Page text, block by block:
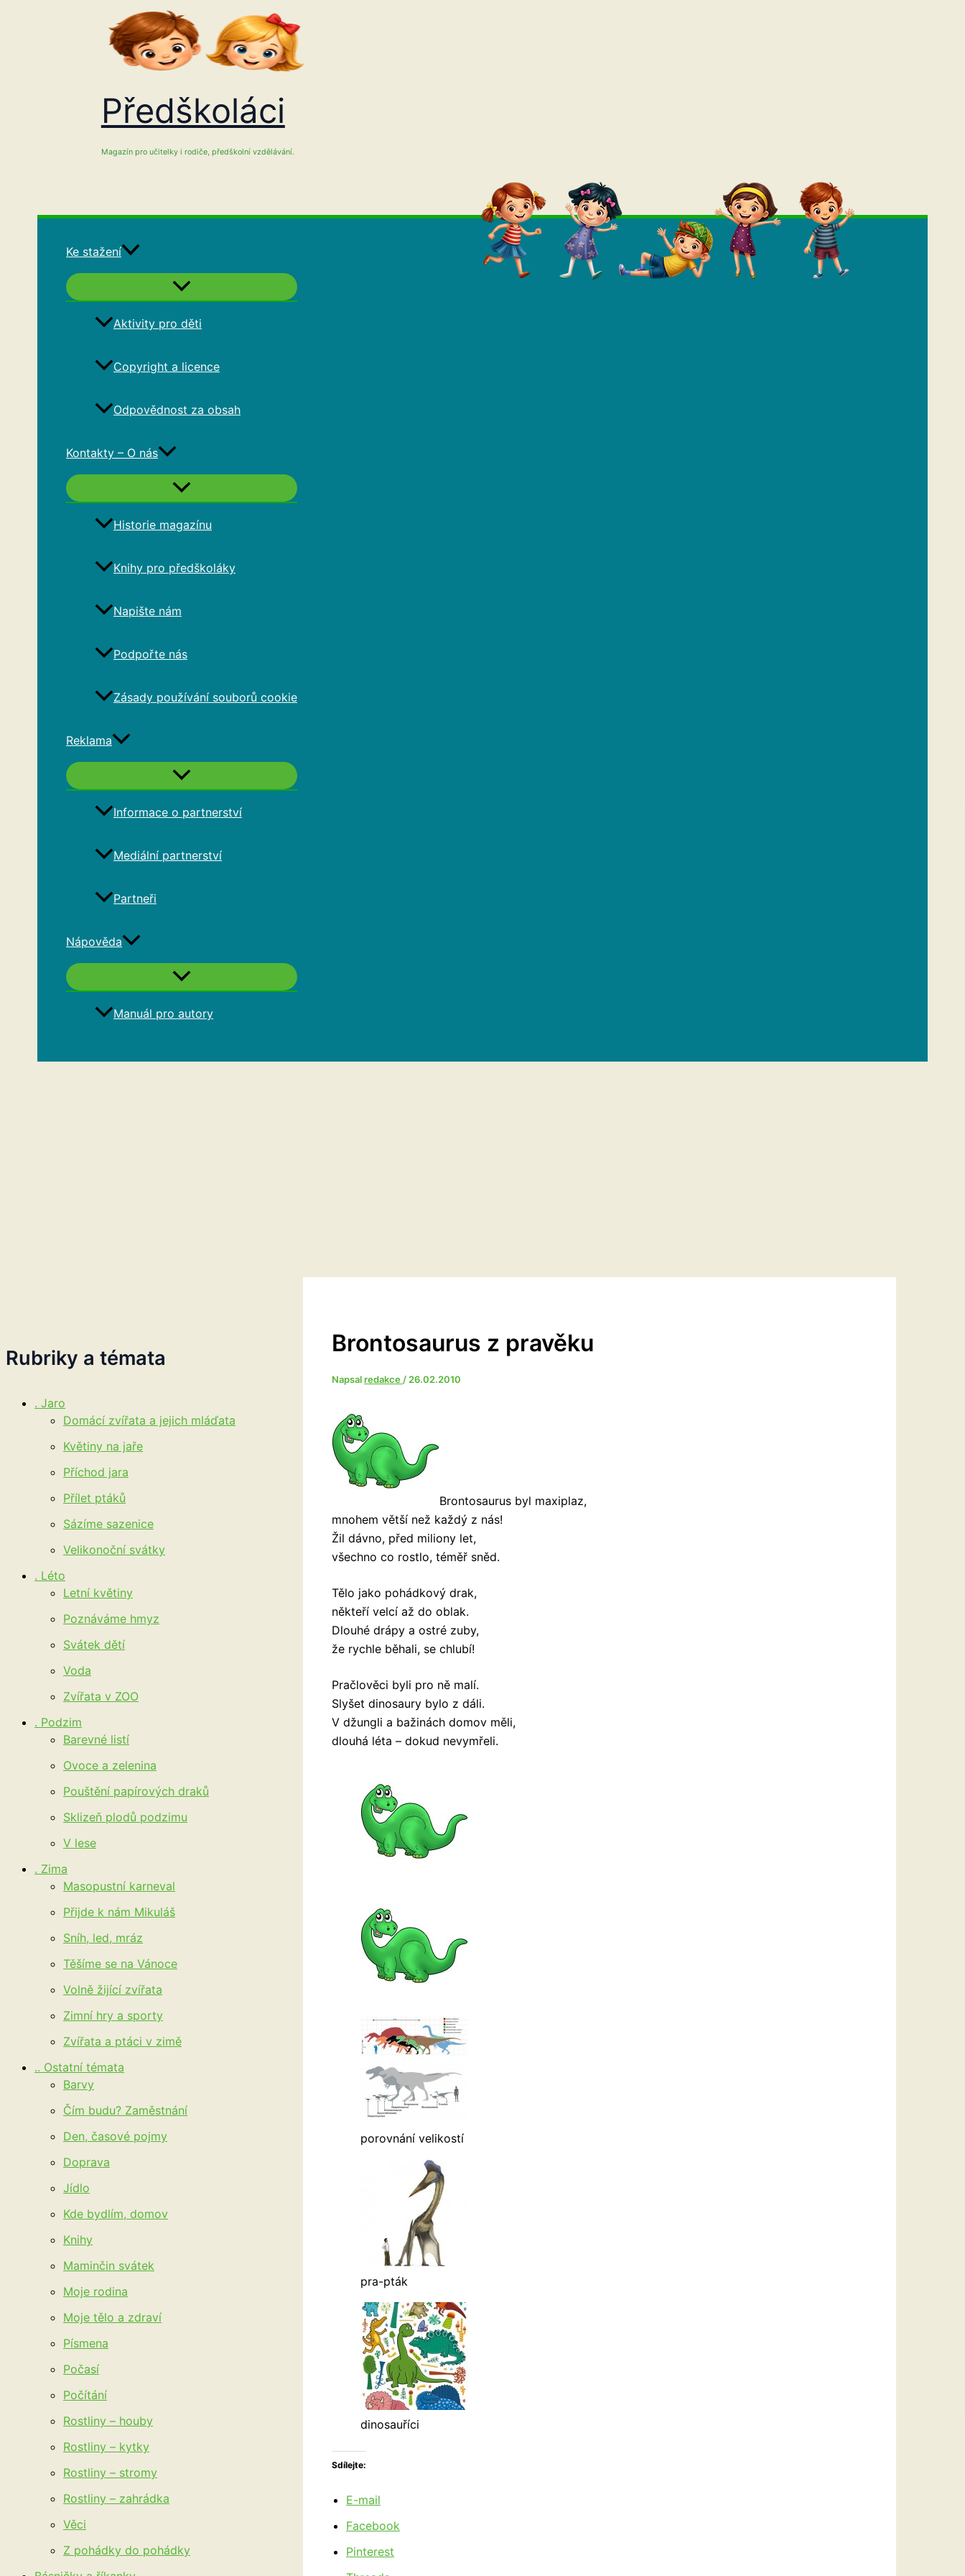
Předškoláci
Magazín pro učitelky i rodiče, předškolní vzdělávání.
Ke stažení
Aktivity pro děti
Copyright a licence
Odpovědnost za obsah
Kontakty – O nás
Historie magazínu
Knihy pro předškoláky
Napište nám
Podpořte nás
Zásady používání souborů cookie
Reklama
Informace o partnerství
Mediální partnerství
Partneři
Nápověda
Manuál pro autory
Rubriky a témata
. Jaro
Domácí zvířata a jejich mláďata
Květiny na jaře
Příchod jara
Přílet ptáků
Sázíme sazenice
Velikonoční svátky
. Léto
Letní květiny
Poznáváme hmyz
Svátek dětí
Voda
Zvířata v ZOO
. Podzim
Barevné listí
Ovoce a zelenina
Pouštění papírových draků
Sklizeň plodů podzimu
V lese
. Zima
Masopustní karneval
Přijde k nám Mikuláš
Sníh, led, mráz
Těšíme se na Vánoce
Volně žijící zvířata
Zimní hry a sporty
Zvířata a ptáci v zimě
.. Ostatní témata
Barvy
Čím budu? Zaměstnání
Den, časové pojmy
Doprava
Jídlo
Kde bydlím, domov
Knihy
Maminčin svátek
Moje rodina
Moje tělo a zdraví
Písmena
Počasí
Počítání
Rostliny – houby
Rostliny – kytky
Rostliny – stromy
Rostliny – zahrádka
Věci
Z pohádky do pohádky
Brontosaurus z pravěku
Napsalredakce / 26.02.2010
Brontosaurus byl maxiplaz,
mnohem větší než každý z nás!
Žil dávno, před miliony let,
všechno co rostlo, téměř sněd.
Tělo jako pohádkový drak,
někteří velcí až do oblak.
Dlouhé drápy a ostré zuby,
že rychle běhali, se chlubí!
Pračlověci byli pro ně malí.
Slyšet dinosaury bylo z dáli.
V džungli a bažinách domov měli,
dlouhá léta – dokud nevymřeli.
porovnání velikostí
pra-pták
dinosauříci
Sdílejte:
E-mail
Facebook
Pinterest